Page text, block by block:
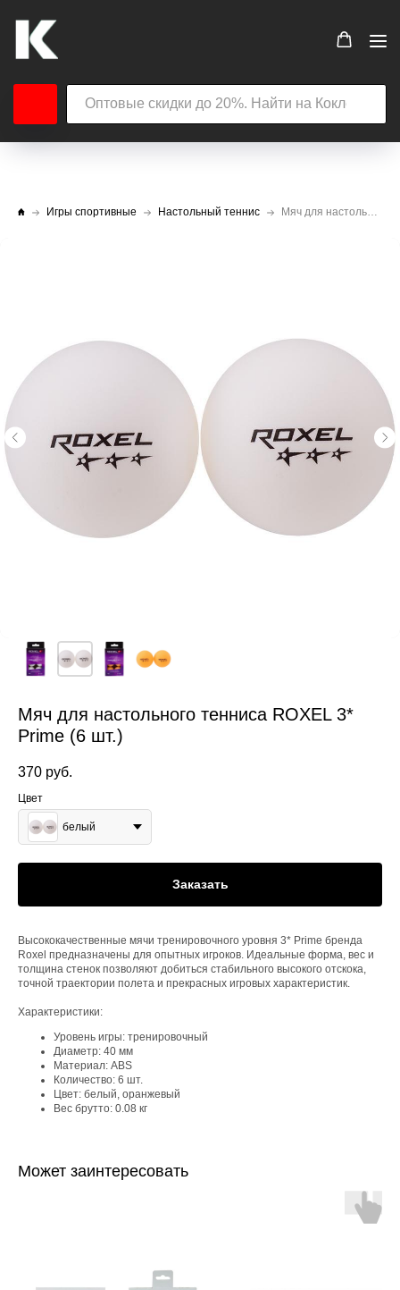
Игры спортивные Настольный теннис Мяч для настольного тенниса ROXEL 3* Prime (6 шт.)
Мяч для настольного тенниса ROXEL 3*
Prime (6 шт.)
370 руб.
Цвет
белый
Заказать
Высококачественные мячи тренировочного уровня 3* Prime бренда
Roxel предназначены для опытных игроков. Идеальные форма, вес и
толщина стенок позволяют добиться стабильного высокого отскока,
точной траектории полета и прекрасных игровых характеристик.
Характеристики:
Уровень игры: тренировочный
Диаметр: 40 мм
Материал: ABS
Количество: 6 шт.
Цвет: белый, оранжевый
Вес брутто: 0.08 кг
Может заинтересовать